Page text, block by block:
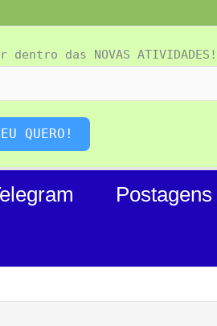
dentro das NOVAS ATIVIDADES!
EU QUERO!
Postagens